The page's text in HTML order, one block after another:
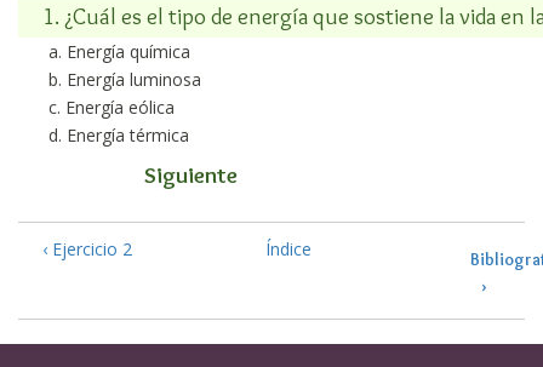
1. ¿Cuál es el tipo de energía que sostiene la vida en
Energía química
Energía luminosa
Energía eólica
Energía térmica
Siguiente
‹ Ejercicio 2 Índice
›